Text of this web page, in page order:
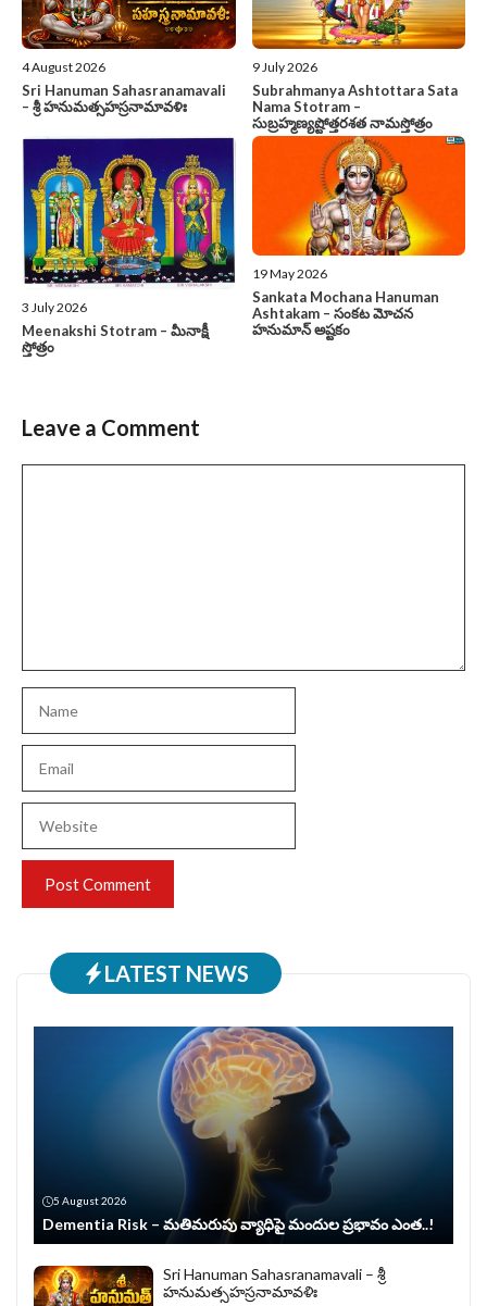
4 August 2026
Sri Hanuman Sahasranamavali
– శ్రీ హనుమత్సహస్రనామావళిః
9 July 2026
Subrahmanya Ashtottara Sata
Nama Stotram –
సుబ్రహ్మణ్యష్టోత్తరశత నామస్తోత్రం
3 July 2026
Meenakshi Stotram – మీనాక్షీ
స్తోత్రం
19 May 2026
Sankata Mochana Hanuman
Ashtakam – సంకట మోచన
హనుమాన్ అష్టకం
Leave a Comment
LATEST NEWS
5 August 2026
Dementia Risk – మతిమరుపు వ్యాధిపై మందుల ప్రభావం ఎంత..!
Sri Hanuman Sahasranamavali – శ్రీ
హనుమత్సహస్రనామావళిః